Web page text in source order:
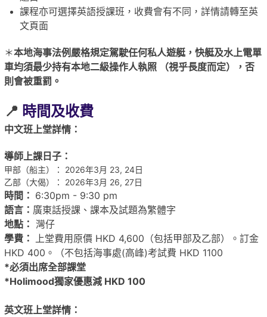
課程亦可選擇英語授課班，收費會有不同，詳情請轉至英
文頁面
＊本地海事法例嚴格規定駕駛任何私人遊艇，快艇及水上電單
車均須最少持有本地二級操作人執照 （視乎長度而定），否
則會被重罰。
📍 時間及收費
中文班上堂詳情：
導師上課日子：
甲部（船主）： 2026年3月 23, 24日
乙部（大偈）： 2026年3月 26, 27日
時間： 6:30pm - 9:30 pm
語言： 廣東話授課、課本及試題為繁體字
地點： 灣仔
學費：
上堂費用原價 HKD 4,600（包括甲部及乙部）。訂金
HKD 400。（不包括海事處(高峰)考試費 HKD 1100
*必須出席全部課堂
*Holimood獨家優惠減 HKD 100
英文班上堂詳情：